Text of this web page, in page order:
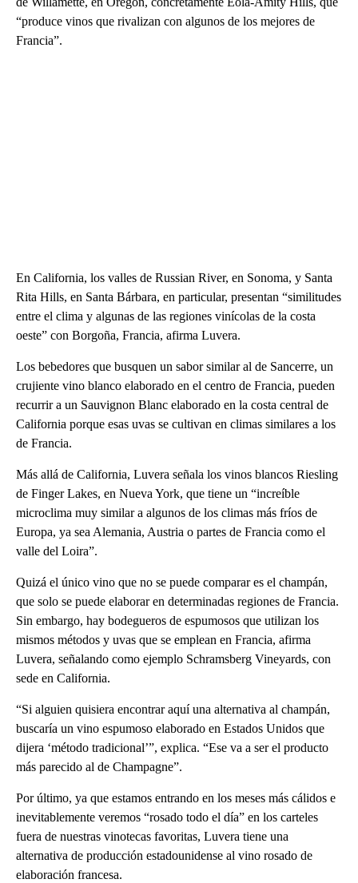
“produce vinos que rivalizan con algunos de los mejores de
Francia”.
En California, los valles de Russian River, en Sonoma, y Santa
Rita Hills, en Santa Bárbara, en particular, presentan “similitudes
entre el clima y algunas de las regiones vinícolas de la costa
oeste” con Borgoña, Francia, afirma Luvera.
Los bebedores que busquen un sabor similar al de Sancerre, un
crujiente vino blanco elaborado en el centro de Francia, pueden
recurrir a un Sauvignon Blanc elaborado en la costa central de
California porque esas uvas se cultivan en climas similares a los
de Francia.
Más allá de California, Luvera señala los vinos blancos Riesling
de Finger Lakes, en Nueva York, que tiene un “increíble
microclima muy similar a algunos de los climas más fríos de
Europa, ya sea Alemania, Austria o partes de Francia como el
valle del Loira”.
Quizá el único vino que no se puede comparar es el champán,
que solo se puede elaborar en determinadas regiones de Francia.
Sin embargo, hay bodegueros de espumosos que utilizan los
mismos métodos y uvas que se emplean en Francia, afirma
Luvera, señalando como ejemplo Schramsberg Vineyards, con
sede en California.
“Si alguien quisiera encontrar aquí una alternativa al champán,
buscaría un vino espumoso elaborado en Estados Unidos que
dijera ‘método tradicional’”, explica. “Ese va a ser el producto
más parecido al de Champagne”.
Por último, ya que estamos entrando en los meses más cálidos e
inevitablemente veremos “rosado todo el día” en los carteles
fuera de nuestras vinotecas favoritas, Luvera tiene una
alternativa de producción estadounidense al vino rosado de
elaboración francesa.